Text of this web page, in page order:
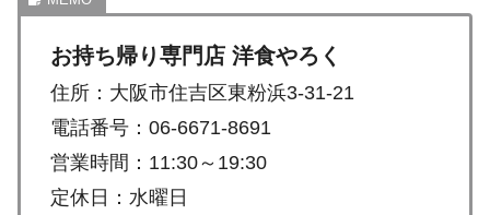
お持ち帰り専門店 洋食やろく
住所：大阪市住吉区東粉浜3-31-21
電話番号：06-6671-8691
営業時間：11:30～19:30
定休日：水曜日